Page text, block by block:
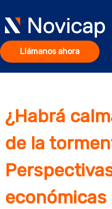
Llámanos ahora
¿Habrá
de la